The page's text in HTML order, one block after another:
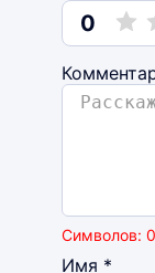
0
Символов:
Имя *